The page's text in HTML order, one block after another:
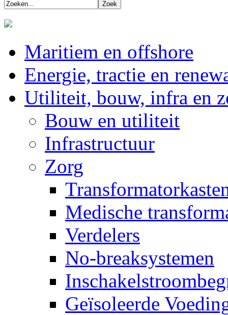
Maritiem en offshore
Energie, tractie en
Utiliteit, bouw, infra en
Bouw en utiliteit
Infrastructuur
Zorg
Medische
Verdelers
No-breaksystemen
Geïsoleerde